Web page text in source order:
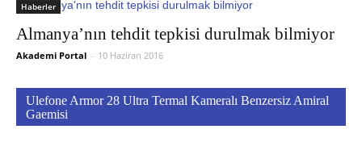
Haberler
Almanya’nın tehdit tepkisi durulmak bilmiyor
Akademi Portal - 10 Haziran 2016
Ulefone Armor 28 Ultra Termal Kameralı Benzersiz Amiral
Gaemisi